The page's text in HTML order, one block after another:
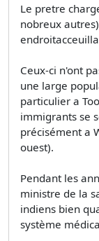
Le pretre
nobreux
Ceux-ci n'ont
une large
particulier a
immigrants se
précisément a
ouest).
Pendant les
ministre de la
indiens bien
système